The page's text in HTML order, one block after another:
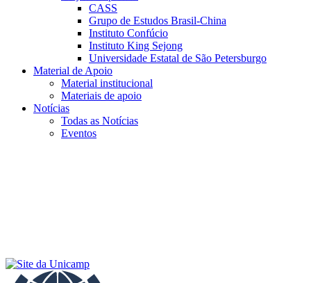
CASS
Grupo de Estudos Brasil-China
Instituto Confúcio
Instituto King Sejong
Universidade Estatal de São Petersburgo
Material de Apoio
Material institucional
Materiais de apoio
Notícias
Todas as Notícias
Eventos